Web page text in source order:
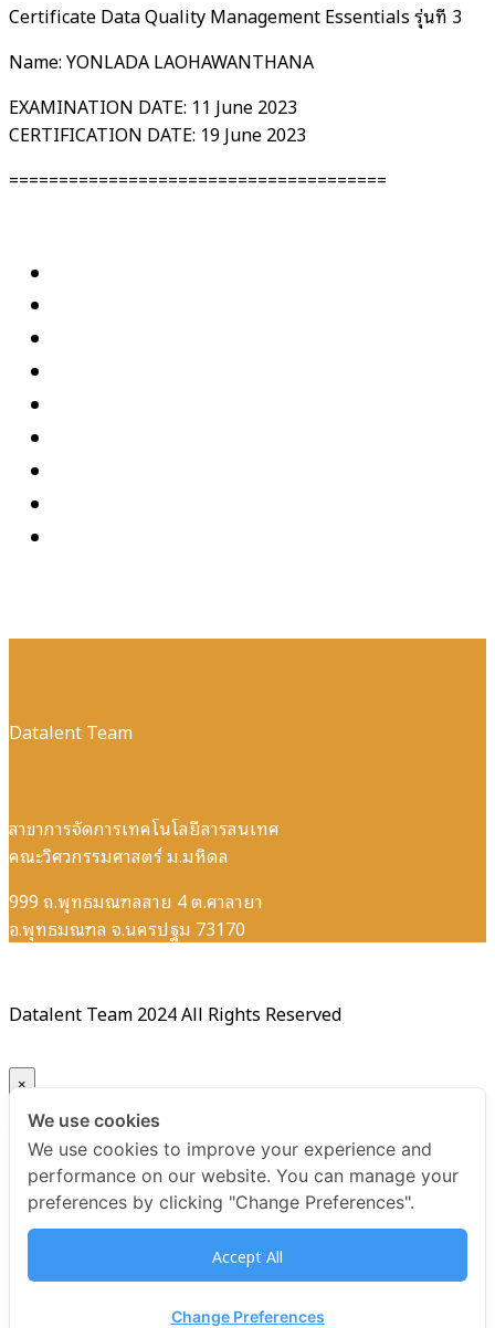
Certificate Data Quality Management Essentials รุ่นที่ 3
Name: YONLADA LAOHAWANTHANA
EXAMINATION DATE: 11 June 2023
CERTIFICATION DATE: 19 June 2023
======================================
Datalent Team
สาขาการจัดการเทคโนโลยีสารสนเทศ
คณะวิศวกรรมศาสตร์ ม.มหิดล
999 ถ.พุทธมณฑลสาย 4 ต.ศาลายา
อ.พุทธมณฑล จ.นครปฐม 73170
Datalent Team 2024 All Rights Reserved
×
Your ticket for the: Certificate Data Quality Management
Essentials รุ่นที่ 3
Title
Certificate Data Quality Management Essentials รุ่นที่ 3
We use cookies
We use cookies to improve your experience and
performance on our website. You can manage your
preferences by clicking "Change Preferences".
Accept All
Change Preferences